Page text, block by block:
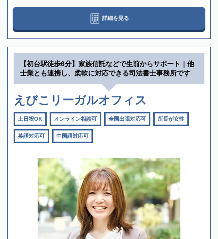
詳細を見る
【初台駅徒歩6分】家族信託などで生前からサポート｜他
士業とも連携し、柔軟に対応できる司法書士事務所です
えびこリーガルオフィス
土日祝OK オンライン相談可 全国出張対応可 所長が女性
英語対応可 中国語対応可